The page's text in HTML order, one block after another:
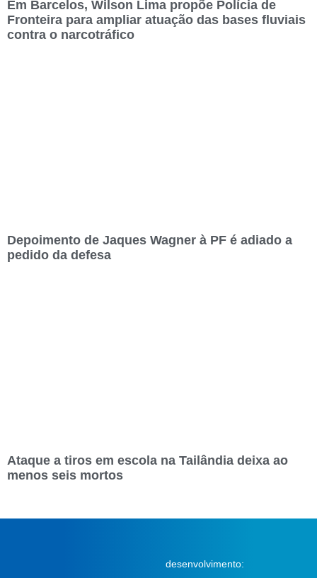
Em Barcelos, Wilson Lima propõe Polícia de
Fronteira para ampliar atuação das bases fluviais
contra o narcotráfico
Depoimento de Jaques Wagner à PF é adiado a
pedido da defesa
Ataque a tiros em escola na Tailândia deixa ao
menos seis mortos
desenvolvimento: